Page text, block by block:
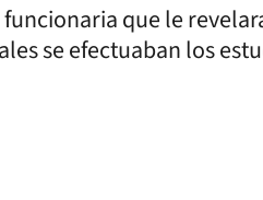
que le
se efectuaban los